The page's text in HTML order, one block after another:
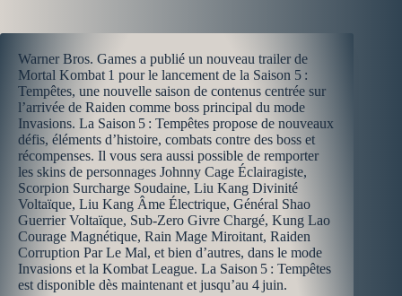
Warner Bros. Games a publié un nouveau trailer de
Mortal Kombat 1 pour le lancement de la Saison 5 :
Tempêtes, une nouvelle saison de contenus centrée sur
l’arrivée de Raiden comme boss principal du mode
Invasions. La Saison 5 : Tempêtes propose de nouveaux
défis, éléments d’histoire, combats contre des boss et
récompenses. Il vous sera aussi possible de remporter
les skins de personnages Johnny Cage Éclairagiste,
Scorpion Surcharge Soudaine, Liu Kang Divinité
Voltaïque, Liu Kang Âme Électrique, Général Shao
Guerrier Voltaïque, Sub-Zero Givre Chargé, Kung Lao
Courage Magnétique, Rain Mage Miroitant, Raiden
Corruption Par Le Mal, et bien d’autres, dans le mode
Invasions et la Kombat League. La Saison 5 : Tempêtes
est disponible dès maintenant et jusqu’au 4 juin.